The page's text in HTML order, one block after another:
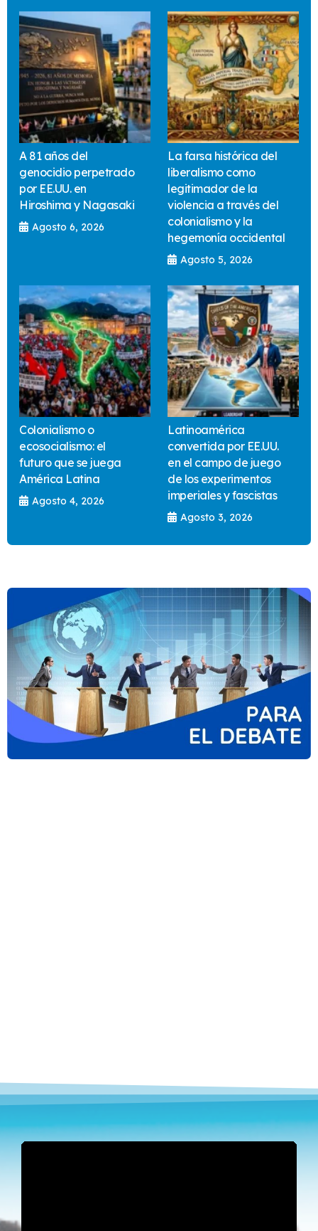
A 81 años del
genocidio perpetrado
por EE.UU. en
Hiroshima y Nagasaki
Agosto 6, 2026
La farsa histórica del
liberalismo como
legitimador de la
violencia a través del
colonialismo y la
hegemonía occidental
Agosto 5, 2026
Colonialismo o
ecosocialismo: el
futuro que se juega
América Latina
Agosto 4, 2026
Latinoamérica
convertida por EE.UU.
en el campo de juego
de los experimentos
imperiales y fascistas
Agosto 3, 2026